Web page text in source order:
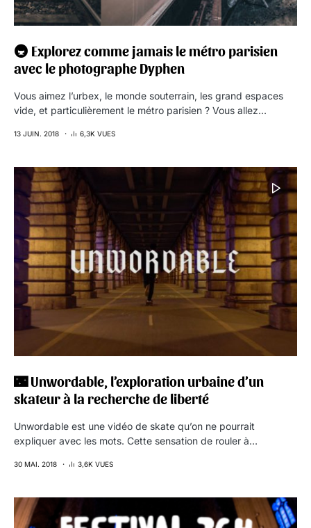
🚇 Explorez comme jamais le métro parisien
avec le photographe Dyphen
Vous aimez l’urbex, le monde souterrain, les grand espaces
vide, et particulièrement le métro parisien ? Vous allez…
13 JUIN. 2018 6,3K VUES
🌃 Unwordable, l’exploration urbaine d’un
skateur à la recherche de liberté
Unwordable est une vidéo de skate qu’on ne pourrait
expliquer avec les mots. Cette sensation de rouler à…
30 MAI. 2018 3,6K VUES